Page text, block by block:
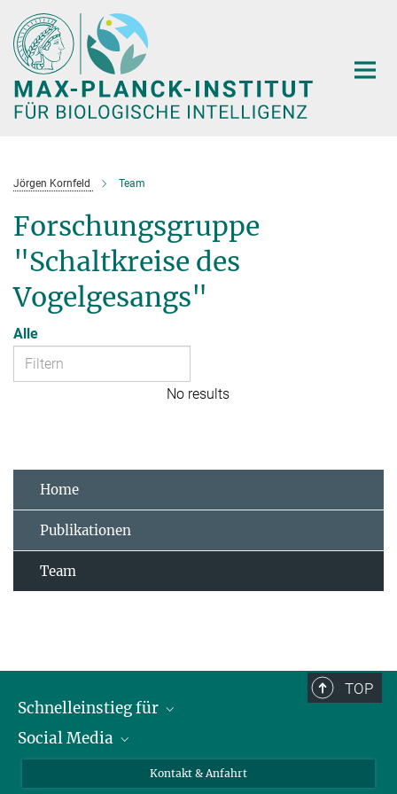
Hauptinhalt
Jörgen Kornfeld Team
Forschungsgruppe
"Schaltkreise des
Vogelgesangs"
Alle
No results
Home
Publikationen
Team
TOP
Schnelleinstieg für
Journalist*innen
Social Media
Kontakt & Anfahrt